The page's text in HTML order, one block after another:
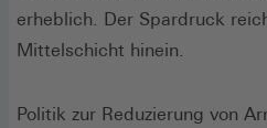
erheblich. Der Spardruck
Mittelschicht hinein.
Politik zur Reduzierung von